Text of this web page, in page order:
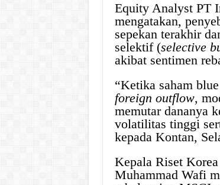
Equity Analyst PT
mengatakan,
sepekan terakhir
selektif (selective
akibat sentimen
“Ketika saham
foreign outflow,
memutar dananya
volatilitas tinggi
kepada Kontan,
Kepala Riset
Muhammad Wafi